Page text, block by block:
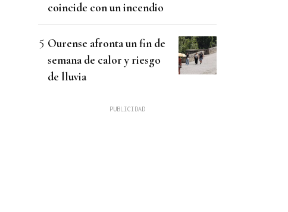
coincide con un incendio
Ourense afronta un fin de
semana de calor y riesgo
de lluvia